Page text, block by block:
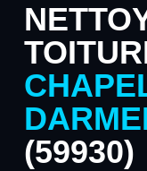
(59930)